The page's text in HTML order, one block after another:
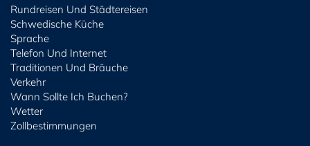
Rundreisen Und Städtereisen
Schwedische Küche
Sprache
Telefon Und Internet
Traditionen Und Bräuche
Verkehr
Wann Sollte Ich Buchen?
Wetter
Zollbestimmungen